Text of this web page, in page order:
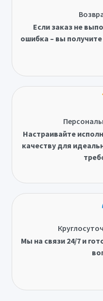
Если заказ не
ошибка – вы
Настраивайте
качеству для
Мы на связи 24/7 и